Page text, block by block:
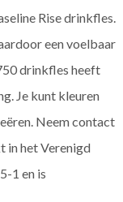
Rise drinkfles.
een voelbaar
drinkfles heeft
Je kunt kleuren
Neem contact
in het Verenigd
1 en is